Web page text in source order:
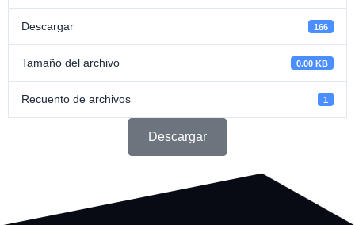
Descargar 166
Tamaño del archivo 0.00 KB
Recuento de archivos 1
Descargar